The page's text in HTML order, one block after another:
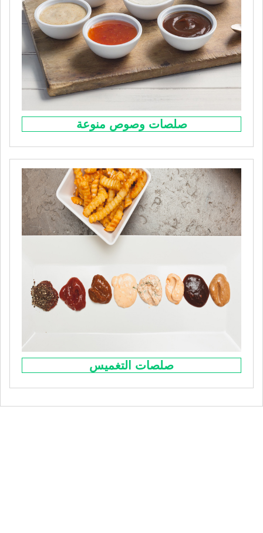
صلصات وصوص منوعة
صلصات التغميس